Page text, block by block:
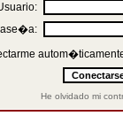
He olvidado mi